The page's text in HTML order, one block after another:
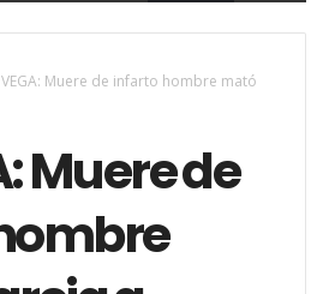
VEGA: Muere de infarto hombre mató
Muere de